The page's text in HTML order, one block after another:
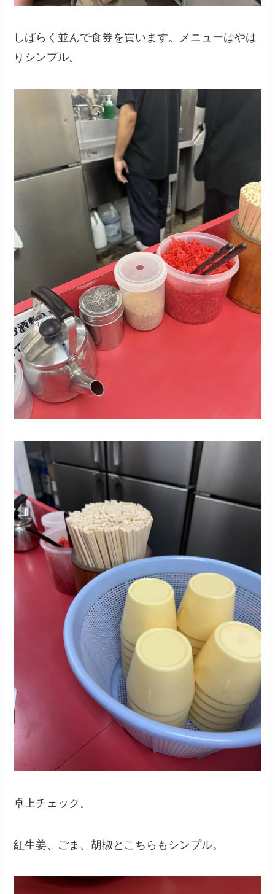
しばらく並んで食券を買います。メニューはやは
りシンプル。
卓上チェック。
紅生姜、ごま、胡椒とこちらもシンプル。